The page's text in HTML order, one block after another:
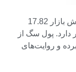
اکنون، تقریباً 11 سال بعد، Dogecoin با ارزش بازار 17.82
دارد. پول سگ از
و روایت‌های